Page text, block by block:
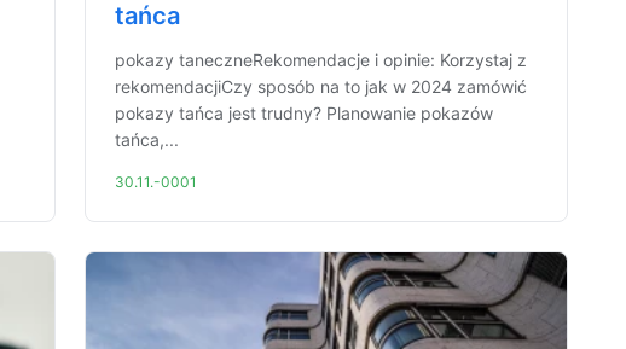
tańca
pokazy taneczneRekomendacje i opinie: Korzystaj z
rekomendacjiCzy sposób na to jak w 2024 zamówić
pokazy tańca jest trudny? Planowanie pokazów
tańca,...
30.11.-0001